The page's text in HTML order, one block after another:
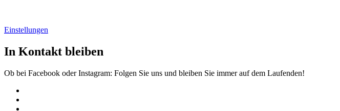
Einstellungen
In Kontakt bleiben
Ob bei Facebook oder Instagram: Folgen Sie uns und bleiben Sie immer auf dem Laufenden!